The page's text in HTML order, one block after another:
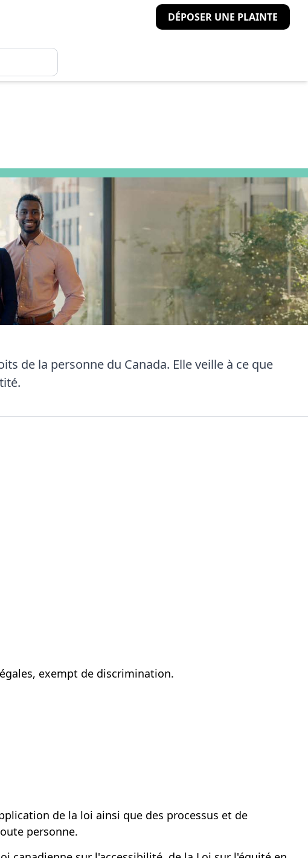
DÉPOSER UNE PLAINTE
de la personne du Canada. Elle veille à ce que
exempt de discrimination.
de la loi ainsi que des processus et de
personne.